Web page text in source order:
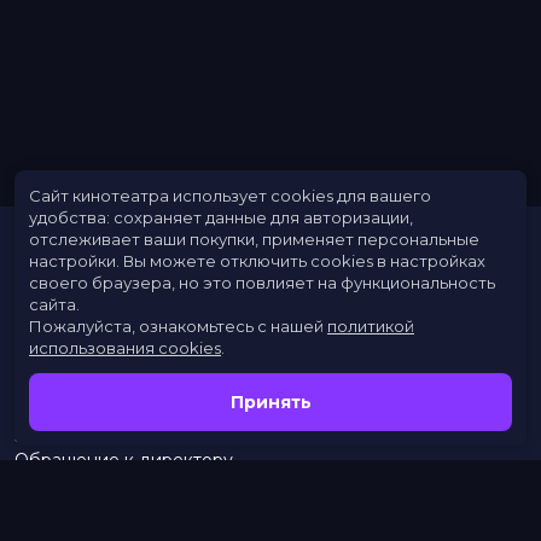
Расписание
Скоро в кино
Заведения
Обращение к директору
Сайт кинотеатра использует cookies для вашего
удобства: сохраняет данные для авторизации,
отслеживает ваши покупки, применяет персональные
настройки. Вы можете отключить cookies в настройках
своего браузера, но это повлияет на функциональность
сайта.
Пожалуйста, ознакомьтесь с нашей политикой
использования cookies
Принять